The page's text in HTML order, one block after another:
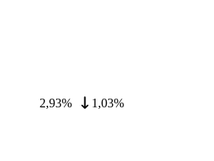
2,93% 1,03%